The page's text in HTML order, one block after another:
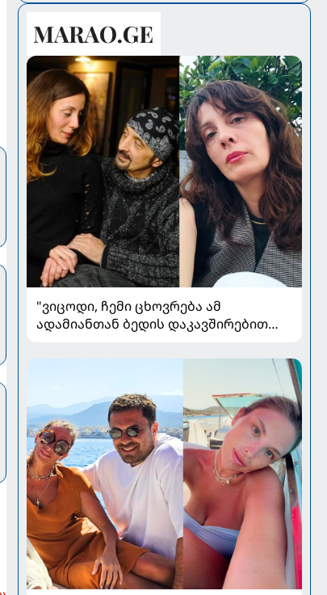
"ვიცოდი, ჩემი ცხოვრება ამ
ადამიანთან ბედის დაკავშირებით
ჟვანია დატო ევგენიძესთან